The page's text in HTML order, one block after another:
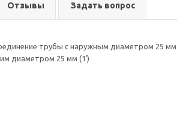
Отзывы Задать вопрос
трубы с наружным диаметром 25 мм
диаметром 25 мм (1′)